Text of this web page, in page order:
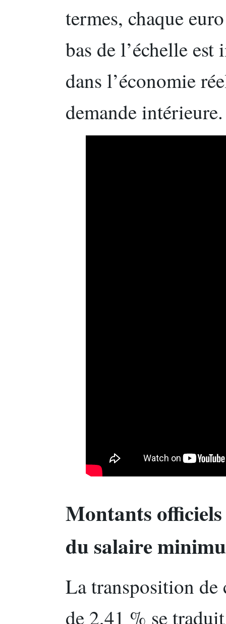
termes, chaque
bas de l’échelle
dans l’économie
demande intérieure.
Montants
du salaire
La transposition de
de 2,41 % se